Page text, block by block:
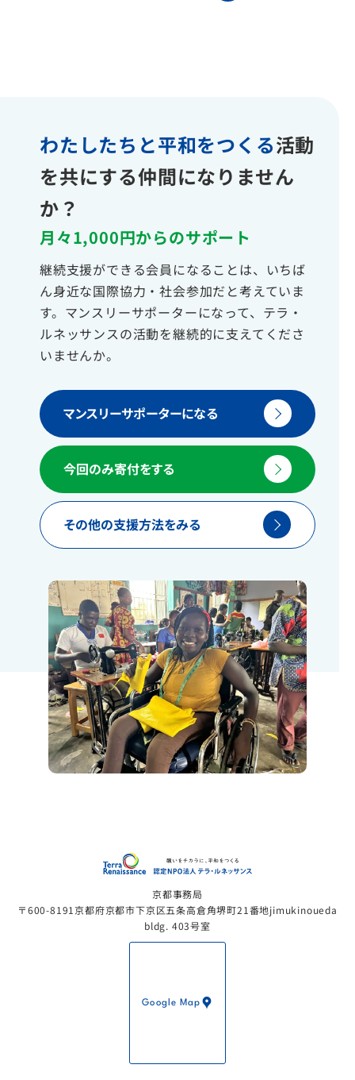
わたしたちと平和をつくる活動
を共にする仲間になりません
か？
月々1,000円からのサポート
継続支援ができる会員になることは、いちば
ん身近な国際協力・社会参加だと考えていま
す。マンスリーサポーターになって、テラ・
ルネッサンスの活動を継続的に支えてくださ
いませんか。
マンスリーサポーターになる
今回のみ寄付をする
その他の支援方法をみる
京都事務局
〒600-8191京都府京都市下京区五条高倉角堺町21番地jimukinoueda
bldg. 403号室
Google Map